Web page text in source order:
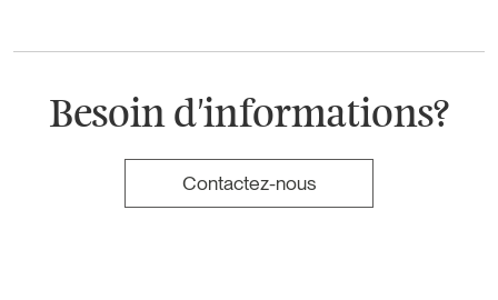
Besoin d'informations?
Contactez-nous